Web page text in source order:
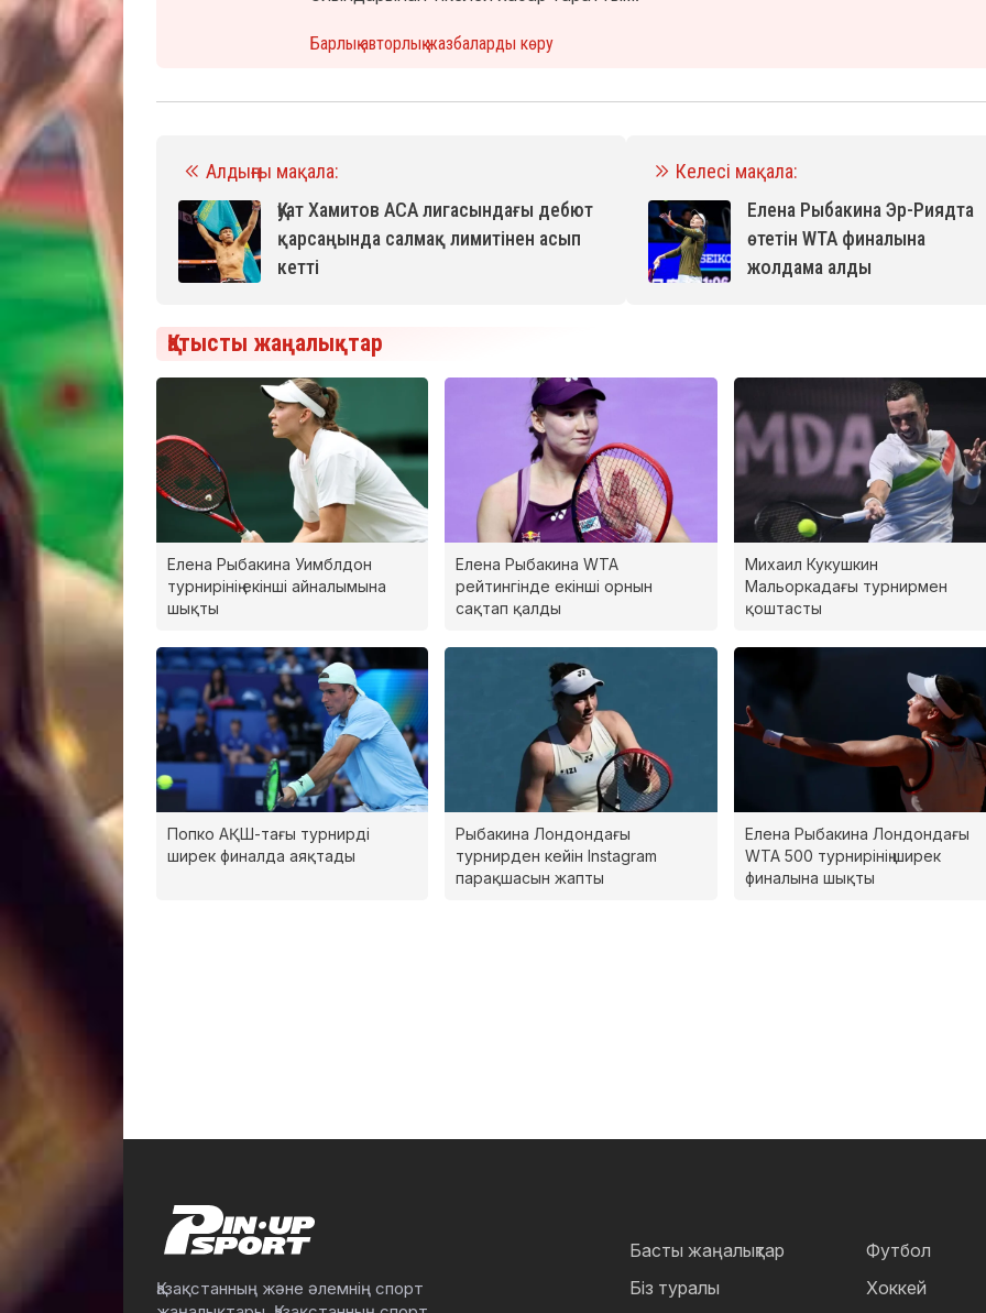
Барлық авторлық жазбаларды көру
Алдыңғы мақала:
Қуат Хамитов ACA лигасындағы дебют
қарсаңында салмақ лимитінен асып
кетті
Келесі мақала:
Елена Рыбакина Эр-Риядта
өтетін WTA финалына
жолдама алды
Қатысты жаңалықтар
Елена Рыбакина Уимблдон
турнирінің екінші айналымына
шықты
Елена Рыбакина WTA
рейтингінде екінші орнын
сақтап қалды
Михаил Кукушкин
Мальоркадағы турнирмен
қоштасты
Попко АҚШ-тағы турнирді
ширек финалда аяқтады
Рыбакина Лондондағы
турнирден кейін Instagram
парақшасын жапты
Елена Рыбакина Лондондағы
WTA 500 турнирінің ширек
финалына шықты
Қазақстанның және әлемнің спорт
Басты жаңалықтар
Біз туралы
Футбол
Хоккей